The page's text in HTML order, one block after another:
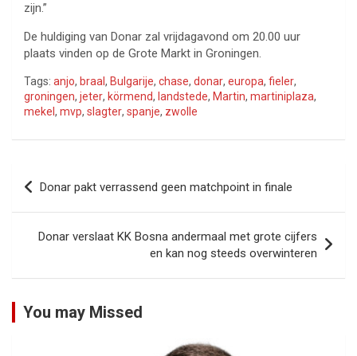
zijn.”
De huldiging van Donar zal vrijdagavond om 20.00 uur
plaats vinden op de Grote Markt in Groningen.
Tags: anjo, braal, Bulgarije, chase, donar, europa, fieler,
groningen, jeter, körmend, landstede, Martin, martiniplaza,
mekel , mvp, slagter, spanje, zwolle
Bericht
navigatie
Donar pakt verrassend geen matchpoint in finale
Donar verslaat KK Bosna andermaal met grote cijfers
en kan nog steeds overwinteren
You may Missed